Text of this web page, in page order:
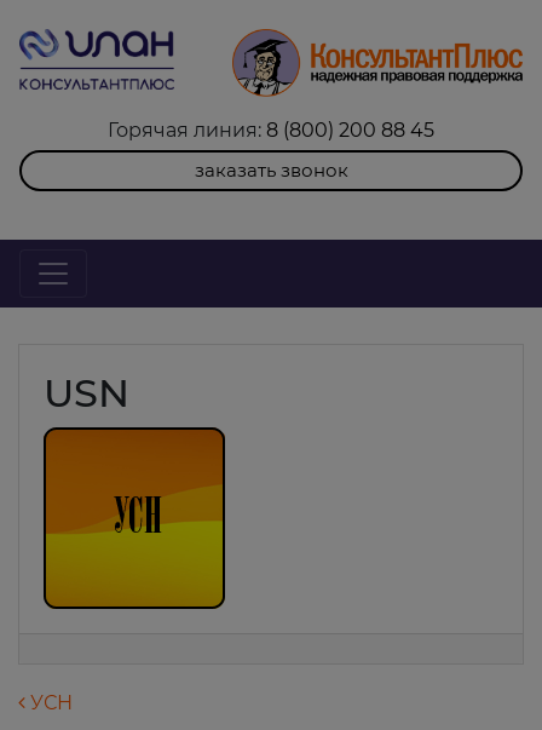
Горячая линия: 8 (800) 200 88 45
заказать звонок
USN
Навигация по записям
УСН